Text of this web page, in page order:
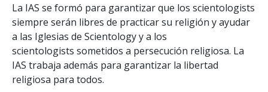
La IAS se formó para garantizar que los scientologists
siempre serán libres de practicar su religión y ayudar
a las Iglesias de Scientology y a los
scientologists sometidos a persecución religiosa. La
IAS trabaja además para garantizar la libertad
religiosa para todos.